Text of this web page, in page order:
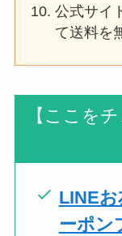
公式サイ
て送料を
【ここを
LINE
ーポン